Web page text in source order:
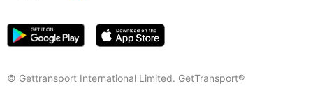
© Gettransport International Limited. GetTransport®